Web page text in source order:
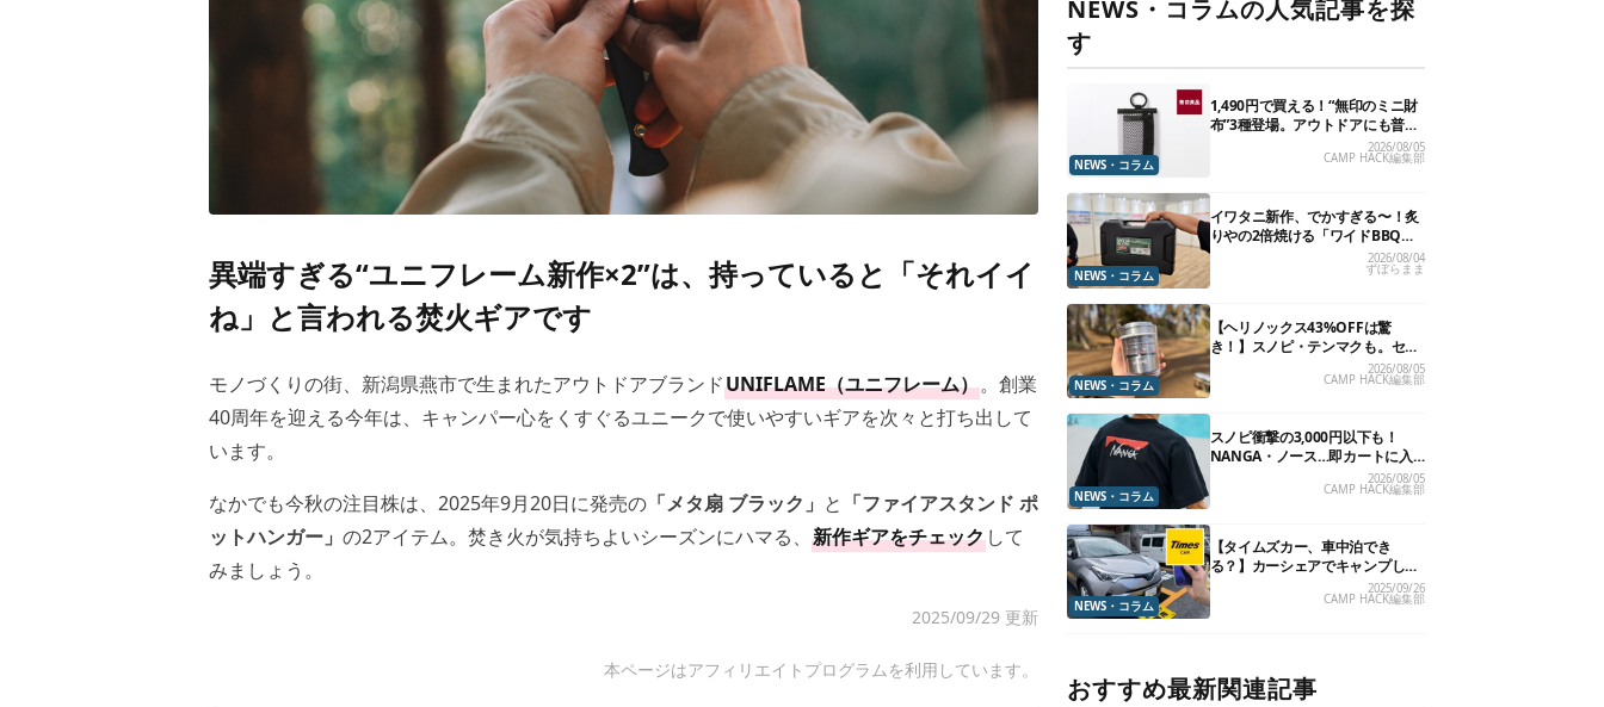
異端すぎる“ユニフレーム新作×2”は、持っていると「それイイ
ね」と言われる焚火ギアです
モノづくりの街、新潟県燕市で生まれたアウトドアブランドUNIFLAME（ユニフレーム）。創業
40周年を迎える今年は、キャンパー心をくすぐるユニークで使いやすいギアを次々と打ち出して
います。
なかでも今秋の注目株は、2025年9月20日に発売の「メタ扇 ブラック」 と 「ファイアスタンド ポ
ットハンガー」 の2アイテム。焚き火が気持ちよいシーズンにハマる、 新作ギアをチェックして
みましょう。
2025/09/29 更新
本ページはアフィリエイトプログラムを利用しています。
NEWS・コラムの人気記事を探
す
NEWS・コラム
1,490円で買える！“無印のミニ財
布”3種登場。アウトドアにも普段
2026/08/05
CAMP HACK編集部
NEWS・コラム
イワタニ新作、でかすぎる〜！炙
りやの2倍焼ける「ワイドBBQグ
リル」で“豪快焼肉”できるよ【再
販開始】
2026/08/04
ずぼらまま
NEWS・コラム
【ヘリノックス43%OFFは驚
き！】スノピ・テンマクも。セー
ル中の「見逃せないキャンプ道
具」12選
2026/08/05
CAMP HACK編集部
NEWS・コラム
スノピ衝撃の3,000円以下も！
NANGA・ノース…即カートに入
れたいアウトドアな「値下げ夏
2026/08/05
CAMP HACK編集部
NEWS・コラム
【タイムズカー、車中泊でき
る？】カーシェアでキャンプした
いので、直接聞いてみました2025/09/26
CAMP HACK編集部
おすすめ最新関連記事